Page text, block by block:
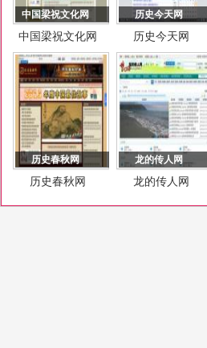
中国梁祝文化网
中国梁祝文化网
历史今天网
历史今天网
历史春秋网
历史春秋网
龙的传人网
龙的传人网